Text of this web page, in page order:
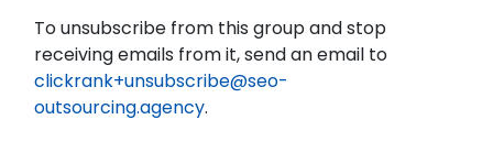
To unsubscribe from this group and stop
receiving emails from it, send an email to
clickrank+unsubscribe@seo-
outsourcing.agency.